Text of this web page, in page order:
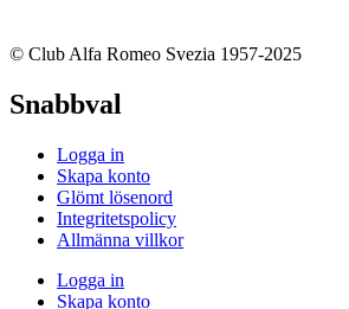
© Club Alfa Romeo Svezia 1957-2025
Snabbval
Logga in
Skapa konto
Glömt lösenord
Integritetspolicy
Allmänna villkor
Logga in
Skapa konto